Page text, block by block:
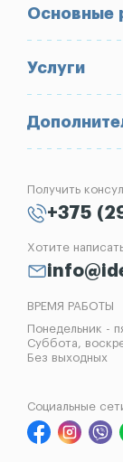
О компании
Доставка и
Условия
Портфолио
Вопрос-Ответ
Блог
Контакты
Основные
Памятники
Ограды
Надгробные
Вазы
Услуги
Изготовление
Рассрочка на
Реставрация
Демонтаж
Получить
+375
Хотите
ВРЕМЯ РАБОТЫ
Понедельник -
Суббота,
Без выходных
Социальные